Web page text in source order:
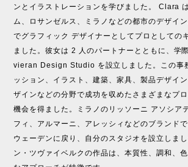
ンとイラストレーションを学びました。 Clara
ム、ロサンゼルス、ミラノなどの都市のデザイ
でグラフィック デザイナーとしてプロとしての
ました。彼女は 2 人のパートナーとともに、学
vieran Design Studio を設立しました。この事
ッション、イラスト、建築、家具、製品デザイ
ザインなどの分野で成功を収めたさまざまなプ
機会を得ました。ミラノのリッソーニ アソシア
フィ、アルマーニ、アレッシィなどのブランド
ウェーデンに戻り、自分のスタジオを設立しま
ン・ツヴァイベルクの作品は、本質性、調和、